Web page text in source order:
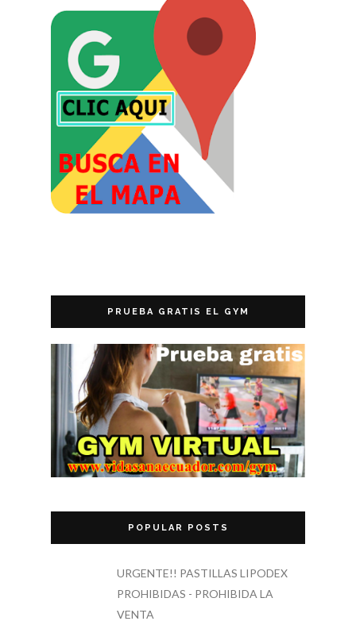
PRUEBA GRATIS EL GYM
POPULAR POSTS
URGENTE!! PASTILLAS LIPODEX
PROHIBIDAS - PROHIBIDA LA
VENTA